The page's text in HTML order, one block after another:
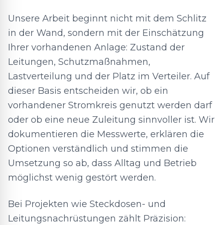
Unsere Arbeit beginnt nicht mit dem Schlitz
in der Wand, sondern mit der Einschätzung
Ihrer vorhandenen Anlage: Zustand der
Leitungen, Schutzmaßnahmen,
Lastverteilung und der Platz im Verteiler. Auf
dieser Basis entscheiden wir, ob ein
vorhandener Stromkreis genutzt werden darf
oder ob eine neue Zuleitung sinnvoller ist. Wir
dokumentieren die Messwerte, erklären die
Optionen verständlich und stimmen die
Umsetzung so ab, dass Alltag und Betrieb
möglichst wenig gestört werden.
Bei Projekten wie Steckdosen- und
Leitungsnachrüstungen zählt Präzision: